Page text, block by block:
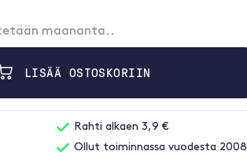
maananta..
LISÄÄ OSTOSKORIIN
Rahti alkaen 3,9 €
Ollut toiminnassa vuodesta 2008